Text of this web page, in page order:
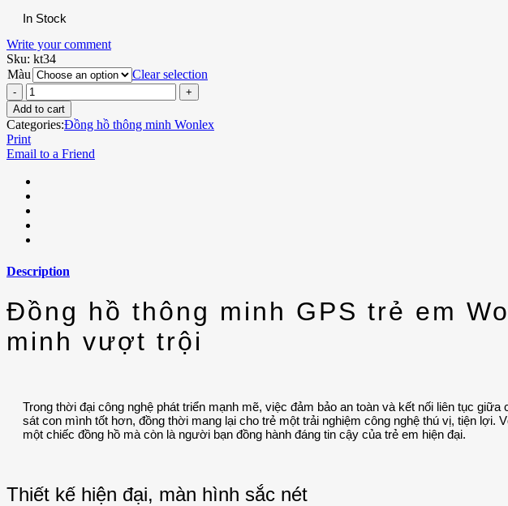
In Stock
Write your comment
Sku: kt34
Màu
Clear selection
Add to cart
Categories:Đồng hồ thông minh Wonlex
Print
Email to a Friend
Description
Đồng hồ thông minh GPS trẻ em
minh vượt trội
Trong thời đại công nghệ phát triển mạnh mẽ, việc đảm bảo an toàn và kết nối liên tục
sát con mình tốt hơn, đồng thời mang lại cho trẻ một trải nghiệm công nghệ thú vị, tiện
một chiếc đồng hồ mà còn là người bạn đồng hành đáng tin cậy của trẻ em hiện đại.
Thiết kế hiện đại, màn hình sắc nét